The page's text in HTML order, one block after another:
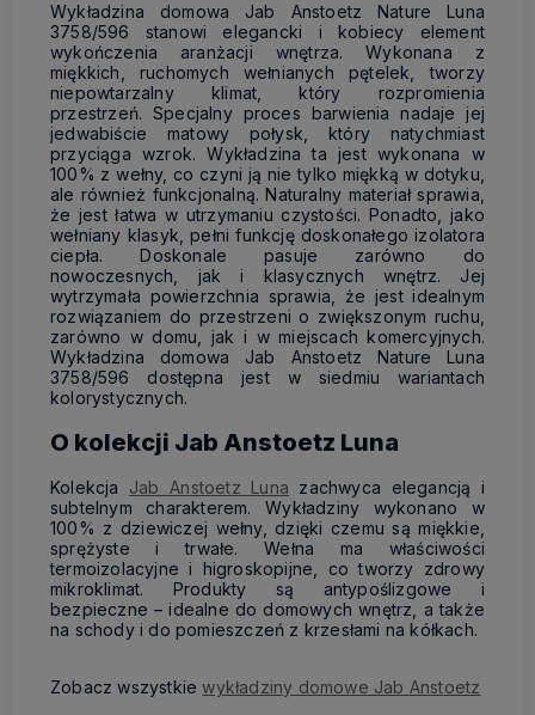
Wykładzina domowa Jab Anstoetz Nature Luna
3758/596 stanowi elegancki i kobiecy element
wykończenia aranżacji wnętrza. Wykonana z
miękkich, ruchomych wełnianych pętelek, tworzy
niepowtarzalny klimat, który rozpromienia
przestrzeń. Specjalny proces barwienia nadaje jej
jedwabiście matowy połysk, który natychmiast
przyciąga wzrok. Wykładzina ta jest wykonana w
100% z wełny, co czyni ją nie tylko miękką w dotyku,
ale również funkcjonalną. Naturalny materiał sprawia,
że jest łatwa w utrzymaniu czystości. Ponadto, jako
wełniany klasyk, pełni funkcję doskonałego izolatora
ciepła. Doskonale pasuje zarówno do
nowoczesnych, jak i klasycznych wnętrz. Jej
wytrzymała powierzchnia sprawia, że jest idealnym
rozwiązaniem do przestrzeni o zwiększonym ruchu,
zarówno w domu, jak i w miejscach komercyjnych.
Wykładzina domowa Jab Anstoetz Nature Luna
3758/596 dostępna jest w siedmiu wariantach
kolorystycznych.
O kolekcji Jab Anstoetz Luna
Kolekcja Jab Anstoetz Luna zachwyca elegancją i
subtelnym charakterem. Wykładziny wykonano w
100% z dziewiczej wełny, dzięki czemu są miękkie,
sprężyste i trwałe. Wełna ma właściwości
termoizolacyjne i higroskopijne, co tworzy zdrowy
mikroklimat. Produkty są antypoślizgowe i
bezpieczne – idealne do domowych wnętrz, a także
na schody i do pomieszczeń z krzesłami na kółkach.
Zobacz wszystkiewykładziny domowe Jab Anstoetz